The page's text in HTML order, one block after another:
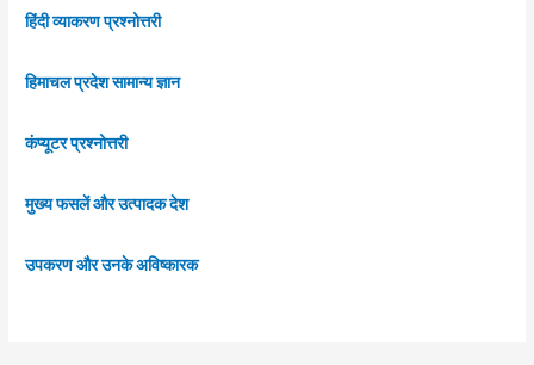
हिंदी व्याकरण प्रश्नोत्तरी
हिमाचल प्रदेश सामान्य ज्ञान
कंप्यूटर प्रश्नोत्तरी
मुख्य फसलें और उत्पादक देश
उपकरण और उनके अविष्कारक